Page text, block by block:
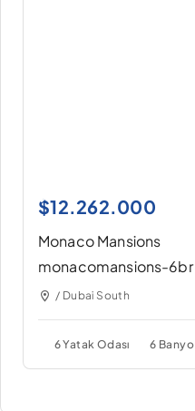
$12.262.000
Monaco Mansions
monacomansions-6br
/ Dubai South
6 Yatak Odası 6 Banyo